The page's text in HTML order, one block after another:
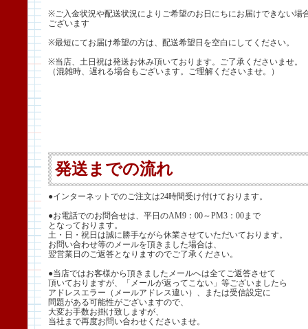
※ご入金状況や配送状況によりご希望のお日にちにお届けできない場
ございます
※最短にてお届け希望の方は、配送希望日を空白にしてください。
※当店、土日祝は発送お休み頂いております。ご了承くださいませ。
（混雑時、遅れる場合もございます。ご理解くださいませ。）
発送までの流れ
●インターネットでのご注文は24時間受け付けております。
●お電話でのお問合せは、平日のAM9：00～PM3：00まで
となっております。
土・日・祝日は誠に勝手ながら休業させていただいております。
お問い合わせ等のメールを頂きました場合は、
翌営業日のご返答となりますのでご了承ください。
●当店ではお客様から頂きましたメールへは全てご返答させて
頂いておりますが、「メールが返ってこない」等ございましたら
アドレスエラー（メールアドレス違い）、または受信設定に
問題がある可能性がございますので、
大変お手数お掛け致しますが、
当社まで再度お問い合わせくださいませ。